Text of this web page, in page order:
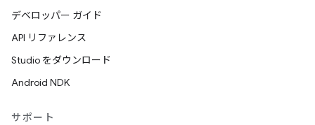
デベロッパー ガイド
API リファレンス
Studio をダウンロード
Android NDK
サポート